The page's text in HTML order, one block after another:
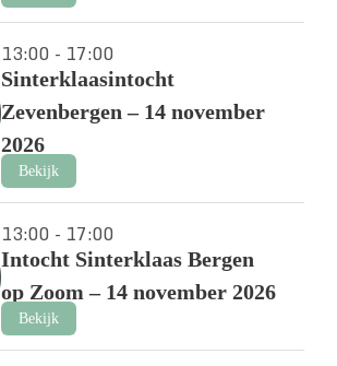
13:00 - 17:00
Sinterklaasintocht
Zevenbergen – 14 november
2026
Bekijk
13:00 - 17:00
Intocht Sinterklaas Bergen
op Zoom – 14 november 2026
Bekijk